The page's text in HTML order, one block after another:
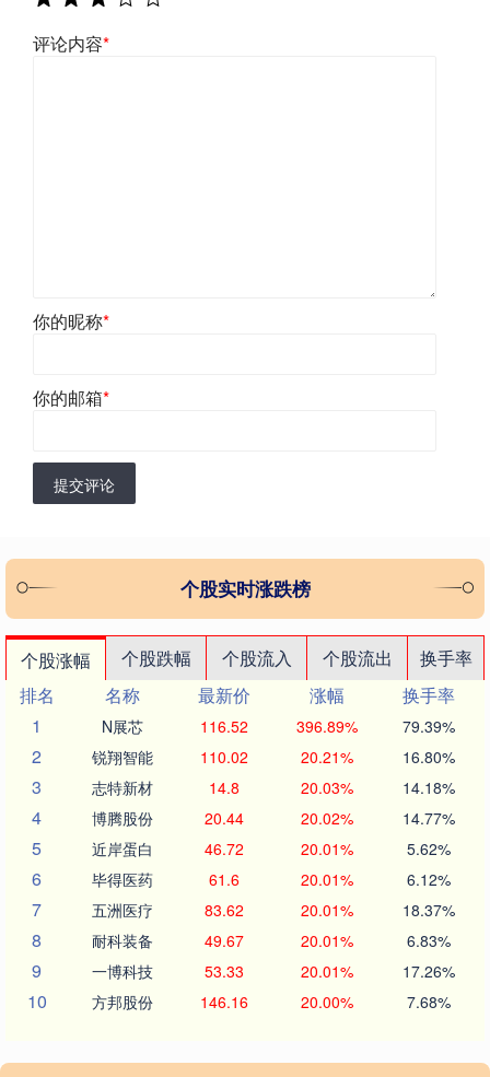
评论内容*
你的昵称*
你的邮箱*
提交评论
个股实时涨跌榜
个股涨幅 个股跌幅 个股流入 个股流出
换手率
排名
名称 最新价 涨幅
换手率
1
N展芯 116.52 396.89% 79.39%
2 锐翔智能 110.02 20.21% 16.80%
3 志特新材 14.8 20.03% 14.18%
4 博腾股份 20.44 20.02% 14.77%
5 近岸蛋白 46.72 20.01% 5.62%
6 毕得医药 61.6 20.01% 6.12%
7 五洲医疗 83.62 20.01% 18.37%
8 耐科装备 49.67 20.01% 6.83%
9 一博科技 53.33 20.01% 17.26%
10 方邦股份 146.16 20.00% 7.68%